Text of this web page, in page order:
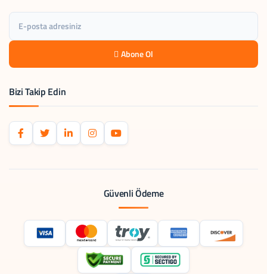
Abone Ol
Bizi Takip Edin
Güvenli Ödeme